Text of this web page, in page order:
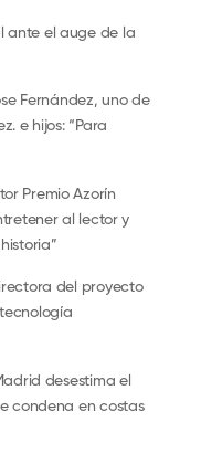
ante el auge de la
Fernández, uno de
e hijos: “Para
Premio Azorín
al lector y
del proyecto
desestima el
condena en costas